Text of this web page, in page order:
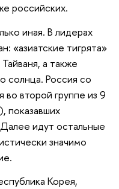
российских.
иная. В лидерах
«азиатские тигрята»
а также
солнца. Россия со
второй группе из 9
показавших
идут остальные
значимо
Корея,